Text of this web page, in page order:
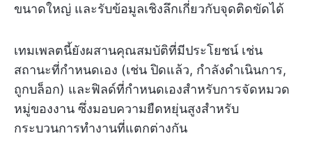
ขนาดใหญ่ และรับข้อมูลเชิงลึกเกี่ยวกับจุดติดขัดได้
เทมเพลตนี้ยังผสานคุณสมบัติที่มีประโยชน์ เช่น
สถานะที่กำหนดเอง (เช่น ปิดแล้ว, กำลังดำเนินการ,
ถูกบล็อก) และฟิลด์ที่กำหนดเองสำหรับการจัดหมวด
หมู่ของงาน ซึ่งมอบความยืดหยุ่นสูงสำหรับ
กระบวนการทำงานที่แตกต่างกัน